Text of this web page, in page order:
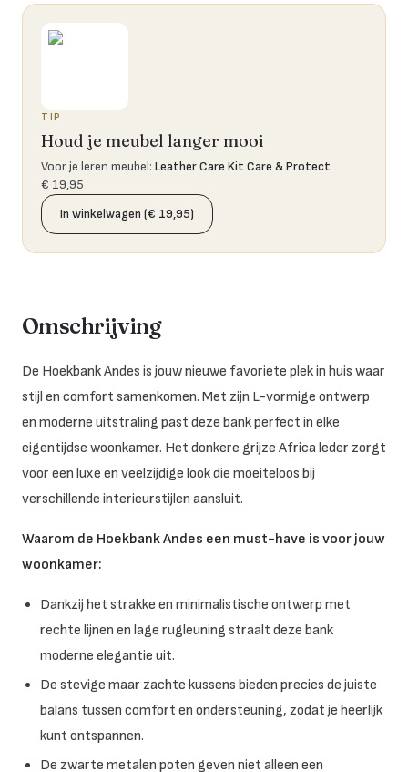
TIP
Houd je meubel langer mooi
Voor je leren meubel: Leather Care Kit Care & Protect
€ 19,95
In winkelwagen (€ 19,95)
Omschrijving
De Hoekbank Andes is jouw nieuwe favoriete plek in huis waar
stijl en comfort samenkomen. Met zijn L-vormige ontwerp
en moderne uitstraling past deze bank perfect in elke
eigentijdse woonkamer. Het donkere grijze Africa leder zorgt
voor een luxe en veelzijdige look die moeiteloos bij
verschillende interieurstijlen aansluit.
Waarom de Hoekbank Andes een must-have is voor jouw
woonkamer:
Dankzij het strakke en minimalistische ontwerp met
rechte lijnen en lage rugleuning straalt deze bank
moderne elegantie uit.
De stevige maar zachte kussens bieden precies de juiste
balans tussen comfort en ondersteuning, zodat je heerlijk
kunt ontspannen.
De zwarte metalen poten geven niet alleen een